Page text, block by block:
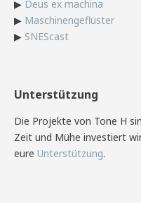
▶ Deus ex machina
▶ Maschinengeflüster
▶ SNEScast
Unterstützung
Die Projekte von Tone H
Zeit und Mühe investiert
eure Unterstützung.